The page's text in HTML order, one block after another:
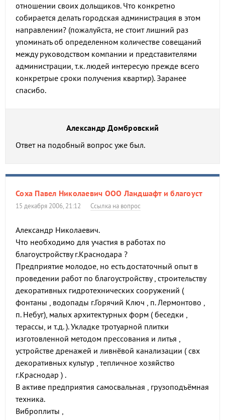
отношении своих дольщиков. Что конкретно
собирается делать городская администрация в этом
направлении? (пожалуйста, не стоит лишний раз
упоминать об определенном количестве совещаний
между руководством компании и представителями
администрации, т.к. людей интересую прежде всего
конкретрые сроки получения квартир). Заранее
спасибо.
Александр Домбровский
Ответ на подобный вопрос уже был.
Соха Павел Николаевич ООО Ландшафт и благоуст
15 декабря 2006, 21:12 Ссылка на вопрос
Александр Николаевич.
Что необходимо для участия в работах по
благоустройству г.Краснодара ?
Предприятие молодое, но есть достаточный опыт в
проведении работ по благоустройству , строительству
декоративных гидротехнических сооружений (
фонтаны , водопады г.Горячий Ключ , п. Лермонтово ,
п. Небуг), малых архитектурных форм ( беседки ,
терассы, и т.д. ). Укладке тротуарной плитки
изготовленной методом прессования и литья ,
устройстве дренажей и ливнёвой канализации ( свх
декоративных культур , тепличное хозяйство
г.Краснодар ) .
В активе предприятия самосвальная , грузоподъёмная
техника.
Виброплиты ,